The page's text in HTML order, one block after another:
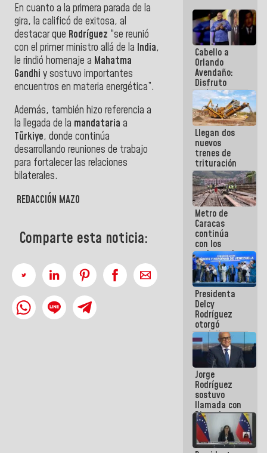
En cuanto a la primera parada de la
gira, la calificó de exitosa, al
destacar que Rodríguez “se reunió
con el primer ministro allá de la India,
le rindió homenaje a Mahatma
Gandhi y sostuvo importantes
encuentros en materia energética”.
Además, también hizo referencia a
la llegada de la mandataria a
Türkiye, donde continúa
desarrollando reuniones de trabajo
para fortalecer las relaciones
bilaterales.
REDACCIÓN MAZO
Comparte esta noticia:
Cabello a
Orlando
Avendaño:
Disfruto
cada vez
que escribes
porque lo
que haces
es
embarrarla
Llegan dos
nuevos
trenes de
trituración
para
optimizar
manejo de
escombros
en La Guaira
Metro de
Caracas
continúa
con los
trabajos de
mantenimiento
e inspección
en la Línea 2
Presidenta
Delcy
Rodríguez
otorgó
medalla
"Héroe de
Venezuela"
a servidores
públicos
Jorge
Rodríguez
sostuvo
llamada con
Dinorah
Figuera y
acuerdan
primer